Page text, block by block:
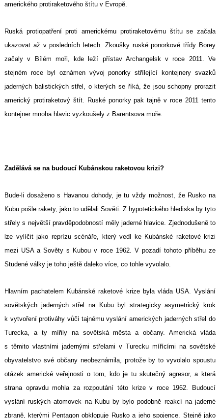
amerického protiraketového štítu v Evropě.
Ruská protiopatření proti americkému protiraketovému štítu se začala
ukazovat až v posledních letech. Zkoušky ruské ponorkové třídy Borey
začaly v Bílém moři, kde leží přístav Archangelsk v roce 2011. Ve
stejném roce byl oznámen vývoj ponorky střílející kontejnery svazků
jaderných balistických střel, o kterých se říká, že jsou schopny prorazit
americký protiraketový štít. Ruské ponorky pak tajně v roce 2011 tento
kontejner mnoha hlavic vyzkoušely z Barentsova moře.
Zadělává se na budoucí Kubánskou raketovou krizi?
Bude-li dosaženo s Havanou dohody, je tu vždy možnost, že Rusko na
Kubu pošle rakety, jako to udělali Sověti. Z hypotetického hlediska by tyto
střely s největší pravděpodobností měly jaderné hlavice. Zjednodušeně to
lze vylíčit jako reprízu scénáře, který vedl ke Kubánské raketové krizi
mezi USA a Sověty s Kubou v roce 1962. V pozadí tohoto příběhu ze
Studené války je toho ještě daleko více, co tohle vyvolalo.
Hlavním pachatelem Kubánské raketové krize byla vláda USA. Vyslání
sovětských jaderných střel na Kubu byl strategicky asymetrický krok
k vytvoření protiváhy vůči tajnému vyslání amerických jaderných střel do
Turecka, a ty mířily na sovětská města a občany. Americká vláda
s těmito vlastními jadernými střelami v Turecku mířícími na sovětské
obyvatelstvo své občany neobeznámila, protože by to vyvolalo spoustu
otázek americké veřejnosti o tom, kdo je tu skutečný agresor, a která
strana opravdu mohla za rozpoutání této krize v roce 1962. Budoucí
vyslání ruských atomovek na Kubu by bylo podobně reakcí na jaderné
zbraně, kterými Pentagon obklopuje Rusko a jeho spojence. Stejně jako